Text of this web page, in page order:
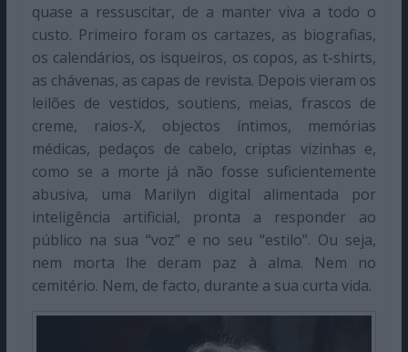
quase a ressuscitar, de a manter viva a todo o
custo. Primeiro foram os cartazes, as biografias,
os calendários, os isqueiros, os copos, as t-shirts,
as chávenas, as capas de revista. Depois vieram os
leilões de vestidos, soutiens, meias, frascos de
creme, raios-X, objectos íntimos, memórias
médicas, pedaços de cabelo, criptas vizinhas e,
como se a morte já não fosse suficientemente
abusiva, uma Marilyn digital alimentada por
inteligência artificial, pronta a responder ao
público na sua “voz” e no seu “estilo”. Ou seja,
nem morta lhe deram paz à alma. Nem no
cemitério. Nem, de facto, durante a sua curta vida.